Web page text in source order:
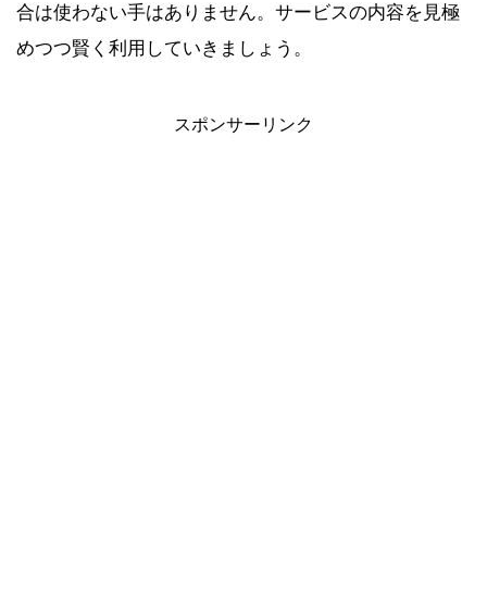
合は使わない手はありません。サービスの内容を見極
めつつ賢く利用していきましょう。
スポンサーリンク